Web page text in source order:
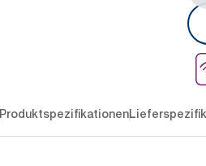
Produktspezifikationen